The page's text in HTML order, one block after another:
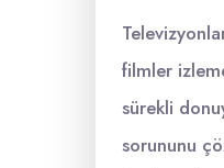
filmler
sürekli
sorununu